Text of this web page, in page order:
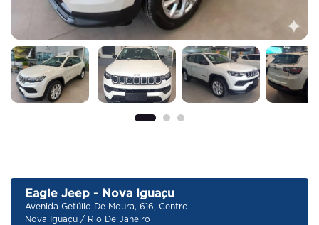
Eagle Jeep - Nova Iguaçu
Avenida Getúlio De Moura, 616, Centro
Nova Iguaçu / Rio De Janeiro